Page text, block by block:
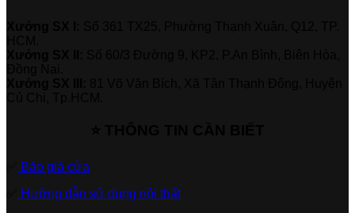
Báo giá cửa
Hướng dẫn sử dụng nội thất